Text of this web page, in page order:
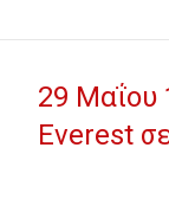
29 Μαΐου
Everest